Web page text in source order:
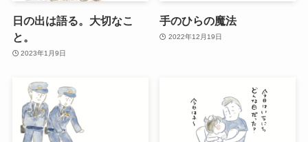
日の出は語る。大切なこ
と。
2023年1月9日
手のひらの魔法
2022年12月19日